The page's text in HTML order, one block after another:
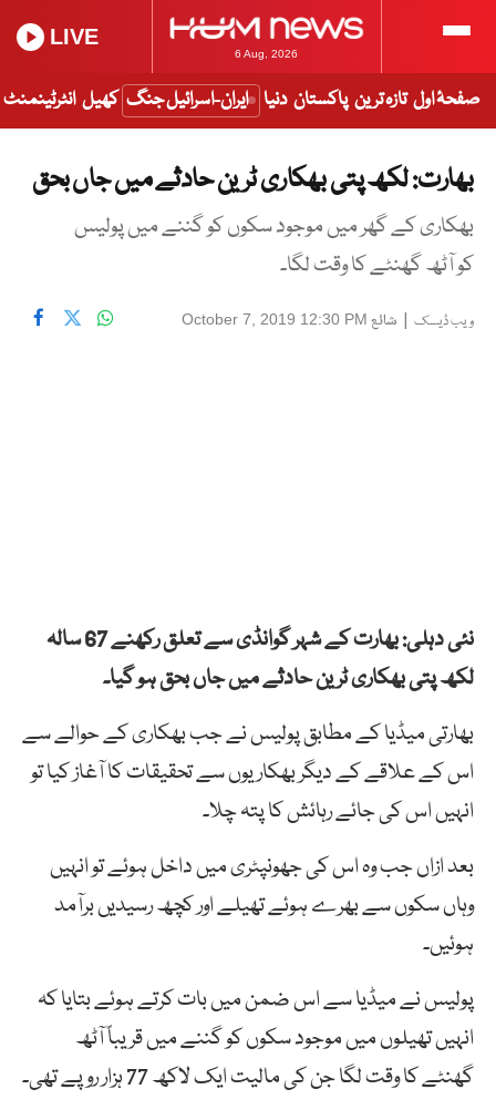
6 Aug, 2026
LIVE
صفحۂ اول تازہ ترین پاکستان دنیا ایران-اسرائیل جنگ کھیل انٹرٹینمنٹ
بھارت: لکھ پتی بھکاری ٹرین حادثے میں جاں بحق
بھکاری کے گھر میں موجود سکوں کو گننے میں پولیس
کو آٹھ گھنٹے کا وقت لگا۔
ویب ڈیسک | شائع October 7, 2019 12:30 PM
نئی دہلی: بھارت کے شہر گوانڈی سے تعلق رکھنے 67 سالہ
لکھ پتی بھکاری ٹرین حادثے میں جاں بحق ہو گیا۔
بھارتی میڈیا کے مطابق پولیس نے جب بھکاری کے حوالے سے
اس کے علاقے کے دیگر بھکاریوں سے تحقیقات کا آغاز کیا تو
انہیں اس کی جائے رہائش کا پتہ چلا۔
بعد ازاں جب وہ اس کی جھونپٹری میں داخل ہوئے تو انہیں
وہاں سکوں سے بھرے ہوئے تھیلے اور کچھ رسیدیں برآمد
ہوئیں۔
پولیس نے میڈیا سے اس ضمن میں بات کرتے ہوئے بتایا کہ
انہیں تھیلوں میں موجود سکوں کو گننے میں قریباً آٹھ
گھنٹے کا وقت لگا جن کی مالیت ایک لاکھ 77 ہزار روپے تھی۔